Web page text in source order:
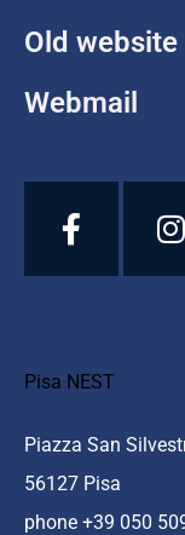
Old website
Webmail
Pisa NEST
Piazza San
56127 Pisa
phone +39 050